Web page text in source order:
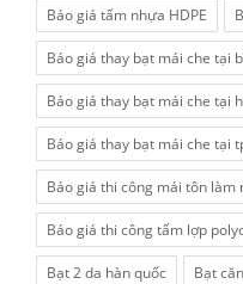
Báo giá tấm nhựa HDPE
Báo giá thay bạt mái che tại
Báo giá thay bạt mái che tại
Báo giá thay bạt mái che tại
Báo giá thi công mái tôn làm
Báo giá thi công tấm lợp
Bạt 2 da hàn quốc Bạt